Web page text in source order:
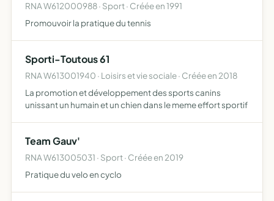
RNA W612000988 · Sport · Créée en 1991
Promouvoir la pratique du tennis
Sporti-Toutous 61
RNA W613001940 · Loisirs et vie sociale · Créée en 2018
La promotion et développement des sports canins
unissant un humain et un chien dans le meme effort sportif
Team Gauv'
RNA W613005031 · Sport · Créée en 2019
Pratique du velo en cyclo